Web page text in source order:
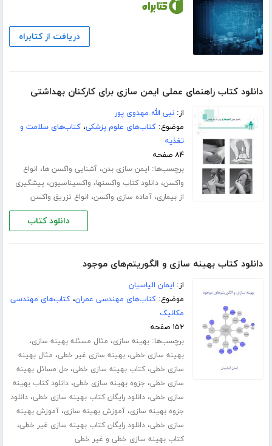
دریافت از کتابراه
دانلود کتاب راهنماى عملی ایمن سازی براى کارکنان بهداشتى
از:نبى الله مهدوى پور
موضوع:کتاب‌های علوم پزشکی،کتاب‌های سلامت و
تغذیه
۸۴ صفحه
برچسب‌ها: ایمن سازی بدن،آشنایی واکسن ها، انواع
واکسن،دانلود کتاب واکسنها، واکسیناسیون، پیشگیری
از بیماری،آماده سازی واکسن، انواع تزریق واکسن
دانلود کتاب
دانلود کتاب بهینه سازی و الگوریتم‌های موجود
از: ایمان الیاسیان
موضوع:کتاب‌های مهندسی عمران،کتاب‌های مهندسی
مکانیک
۱۵۲ صفحه
برچسب‌ها:بهینه سازی، مثال مسئله بهینه سازی،
بهینه سازی خطی،بهینه سازی غیر خطی، مثال بهینه
سازی خطی،کتاب بهینه سازی خطی،حل مسائل بهینه
سازی خطی، جزوه بهینه سازی خطی،دانلود کتاب بهینه
سازی خطی،دانلود رایگان کتاب بهینه سازی خطی،دانلود
جزوه بهینه سازی،آموزش بهینه سازی،آموزش بهینه
سازی خطی،دانلود رایگان کتاب بهینه سازی غیر خطی،
کتاب بهینه سازی خطی و غیر خطی